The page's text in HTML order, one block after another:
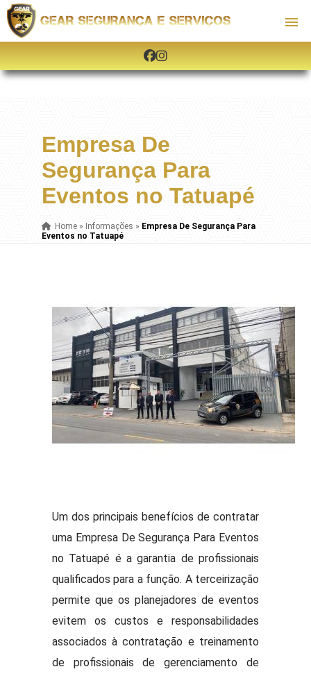
Empresa De
Segurança Para
Eventos no Tatuapé
Home» Informações » Empresa De Segurança Para
Eventos no Tatuapé
Um dos principais benefícios de contratar
uma Empresa De Segurança Para Eventos
no Tatuapé é a garantia de profissionais
qualificados para a função. A terceirização
permite que os planejadores de eventos
evitem os custos e responsabilidades
associados à contratação e treinamento
de profissionais de gerenciamento de